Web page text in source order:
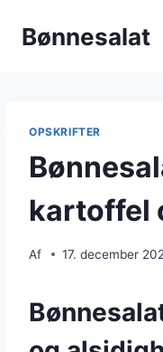
Bønnesalat
OPSKRIFTER
kartoffel
Af 17. december